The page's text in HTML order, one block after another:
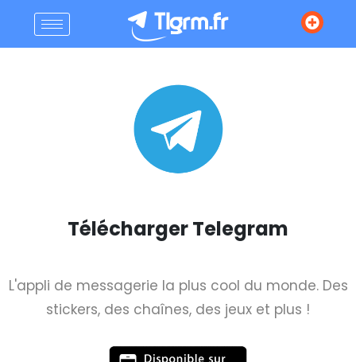
Télécharger Telegram
L'appli de messagerie la plus cool du monde. Des
stickers, des chaînes, des jeux et plus !